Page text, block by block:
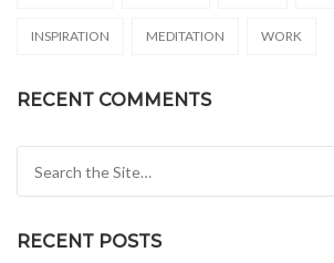
INSPIRATION MEDITATION WORK
RECENT COMMENTS
RECENT POSTS